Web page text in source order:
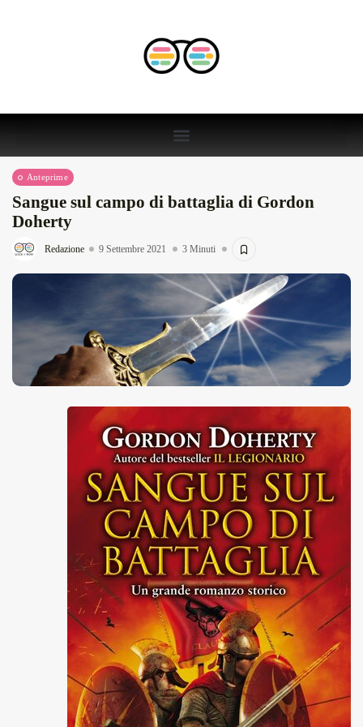
Anteprime
Sangue sul campo di battaglia di Gordon
Doherty
Redazione 9 Settembre 2021 3 Minuti